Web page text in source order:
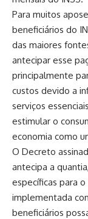
Para muitos
beneficiários do
das maiores
antecipar esse
principalmente
custos devido a
serviços
estimular o
economia como
O Decreto
antecipa a
específicas para
implementada
beneficiários